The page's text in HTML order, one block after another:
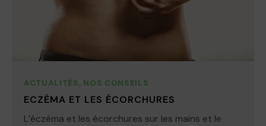
ACTUALITÉS, NOS CONSEILS
ECZÉMA ET LES ÉCORCHURES
L’éczéma et les écorchures sur les mains et le